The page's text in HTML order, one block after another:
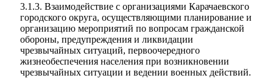
3.1.3. Взаимодействие с организациями Карачаевского
городского округа, осуществляющими планирование и
организацию мероприятий по вопросам гражданской
обороны, предупреждения и ликвидации
чрезвычайных ситуаций, первоочередного
жизнеобеспечения населения при возникновении
чрезвычайных ситуации и ведении военных действий.